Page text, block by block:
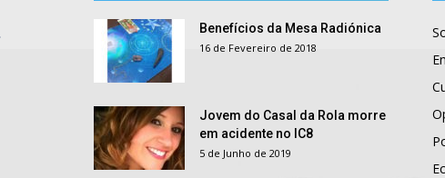
Benefícios da Mesa Radiónica
16 de Fevereiro de 2018
Jovem do Casal da Rola morre
em acidente no IC8
5 de Junho de 2019